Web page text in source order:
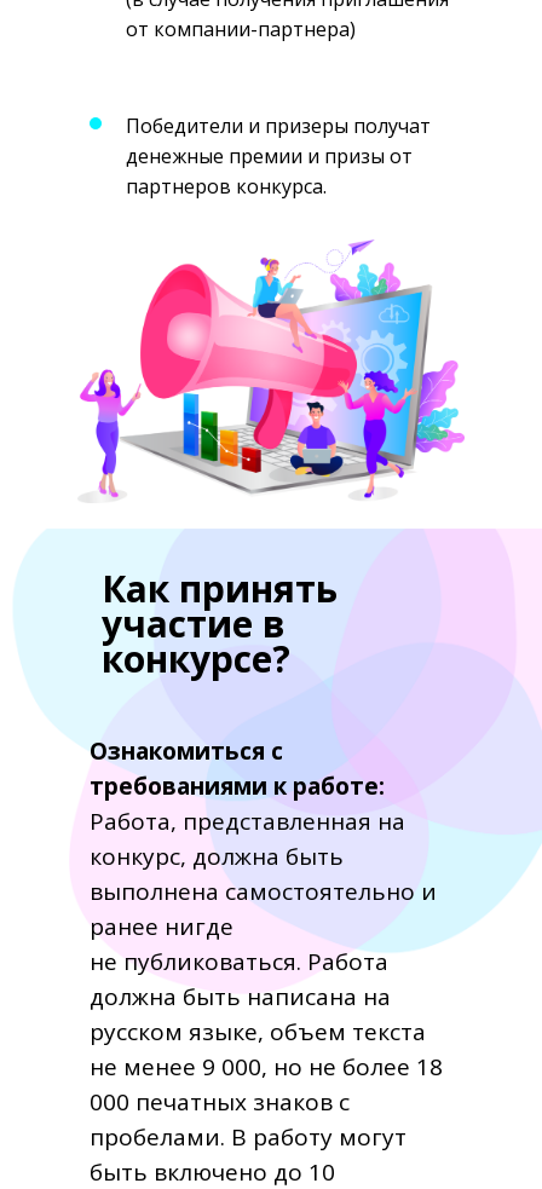
от компании-партнера)
Победители и призеры получат
денежные премии и призы от
партнеров конкурса.
Как принять
участие в
конкурсе?
Ознакомиться с
требованиями к работе:
Работа, представленная на
конкурс, должна быть
выполнена самостоятельно и
ранее нигде
не публиковаться. Работа
должна быть написана на
русском языке, объем текста
не менее 9 000, но не более 18
000 печатных знаков c
пробелами. В работу могут
быть включено до 10